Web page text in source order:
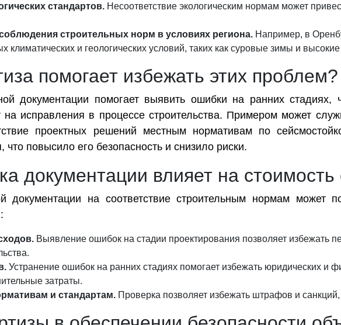
стандартов. Несоответствие экологическим нормам может
строительных норм в условиях региона. Например, в
климатических и геологических условий, таких как суровые зимы и
помогает избежать этих проблем?
документации помогает выявить ошибки на ранних стадиях,
на исправления в процессе строительства. Примером может
проектных решений местным нормативам по
что повысило его безопасность и снизило риски.
документации влияет на стоимость
документации на соответствие строительным нормам может
Выявление ошибок на стадии проектирования позволяет избежать
Устранение ошибок на ранних стадиях помогает избежать юридических и
затраты.
и стандартам. Проверка позволяет избежать штрафов и